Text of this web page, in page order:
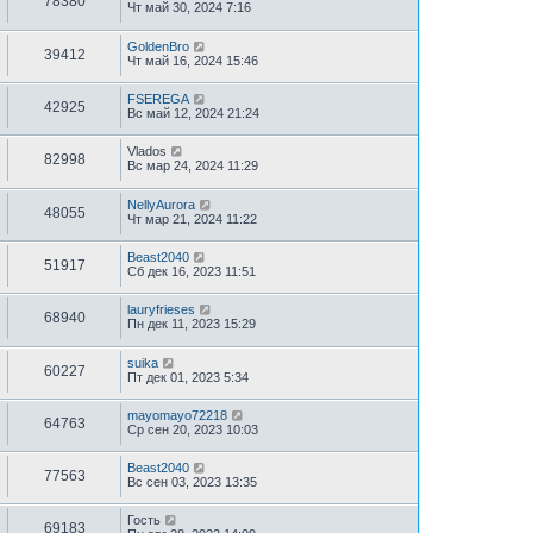
Чт май 30, 2024 7:16
39412
GoldenBro
Чт май 16, 2024 15:46
42925
FSEREGA
Вс май 12, 2024 21:24
82998
Vlados
Вс мар 24, 2024 11:29
48055
NellyAurora
Чт мар 21, 2024 11:22
51917
Beast2040
Сб дек 16, 2023 11:51
68940
lauryfrieses
Пн дек 11, 2023 15:29
60227
suika
Пт дек 01, 2023 5:34
64763
mayomayo72218
Ср сен 20, 2023 10:03
77563
Beast2040
Вс сен 03, 2023 13:35
69183
Гость